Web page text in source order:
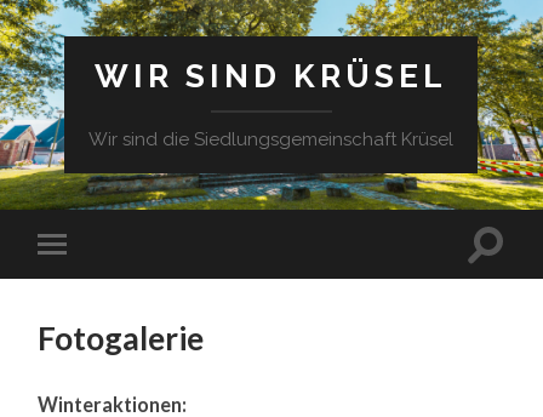
WIR SIND KRÜSEL
Wir sind die Siedlungsgemeinschaft Krüsel
Fotogalerie
Winteraktionen: